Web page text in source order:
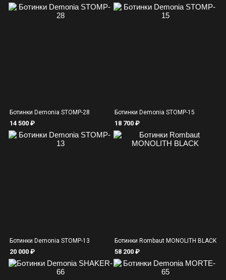
Ботинки Demonia STOMP-28
14 500 ₽
Ботинки Demonia STOMP-15
18 700 ₽
Ботинки Demonia STOMP-13
20 000 ₽
Ботинки Rombaut MONOLITH BLACK
58 200 ₽